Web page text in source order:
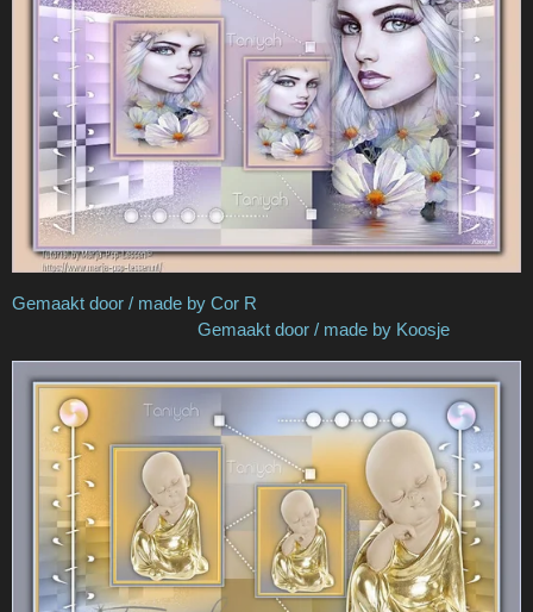
Gemaakt door / made by Cor R
Gemaakt door / made by Koosje